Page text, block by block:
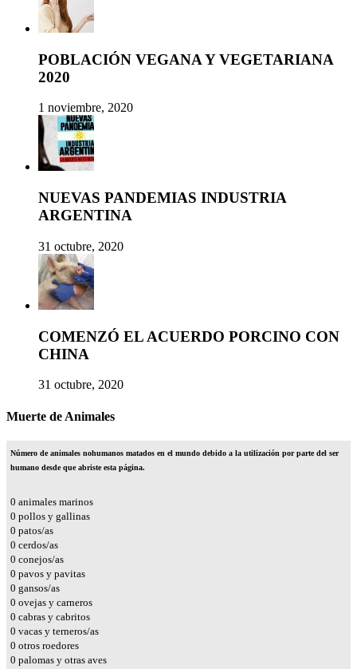
POBLACIÓN VEGANA Y VEGETARIANA
2020
1 noviembre, 2020
NUEVAS PANDEMIAS INDUSTRIA
ARGENTINA
31 octubre, 2020
COMENZÓ EL ACUERDO PORCINO CON
CHINA
31 octubre, 2020
Muerte de Animales
Número de animales nohumanos matados en el mundo debido a la utilización por parte del ser
humano desde que abriste esta página.
0 animales marinos
0 pollos y gallinas
0 patos/as
0 cerdos/as
0 conejos/as
0 pavos y pavitas
0 gansos/as
0 ovejas y carneros
0 cabras y cabritos
0 vacas y terneros/as
0 otros roedores
0 palomas y otras aves